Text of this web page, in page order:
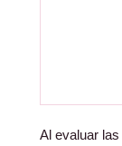
Al evaluar las